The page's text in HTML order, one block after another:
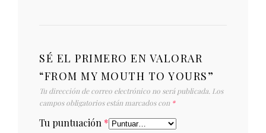
SÉ EL PRIMERO EN VALORAR
“FROM MY MOUTH TO YOURS”
Tu dirección de correo electrónico no será publicada. Los
campos obligatorios están marcados con *
Tu puntuación *